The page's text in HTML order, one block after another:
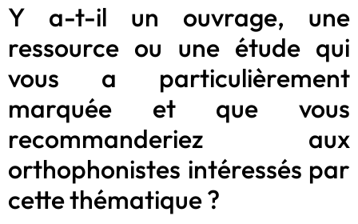
Y a-t-il un ouvrage, une
ressource ou une étude qui
vous a particulièrement
marquée et que vous
recommanderiez aux
orthophonistes intéressés par
cette thématique ?